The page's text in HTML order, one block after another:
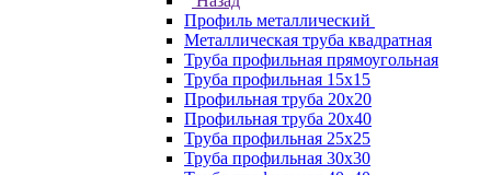
Профиль металлический
Металлическая труба квадратная
Труба профильная прямоугольная
Труба профильная 15х15
Профильная труба 20х20
Профильная труба 20х40
Труба профильная 25х25
Труба профильная 30x30